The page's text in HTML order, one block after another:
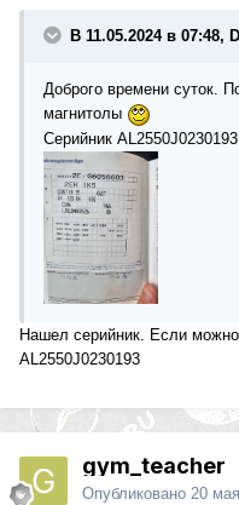
В 11.05.2024 в 07:48,
Доброго времени суток.
магнитолы
Серийник AL2550J0230193
Нашел серийник. Если
AL2550J0230193
gym_teacher
Опубликовано 20